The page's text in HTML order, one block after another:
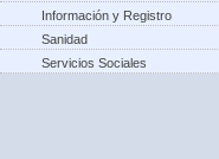
Información y Registro
Sanidad
Servicios Sociales